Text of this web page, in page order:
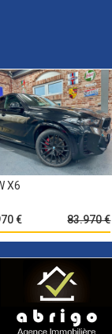
X6
83.970 €
€